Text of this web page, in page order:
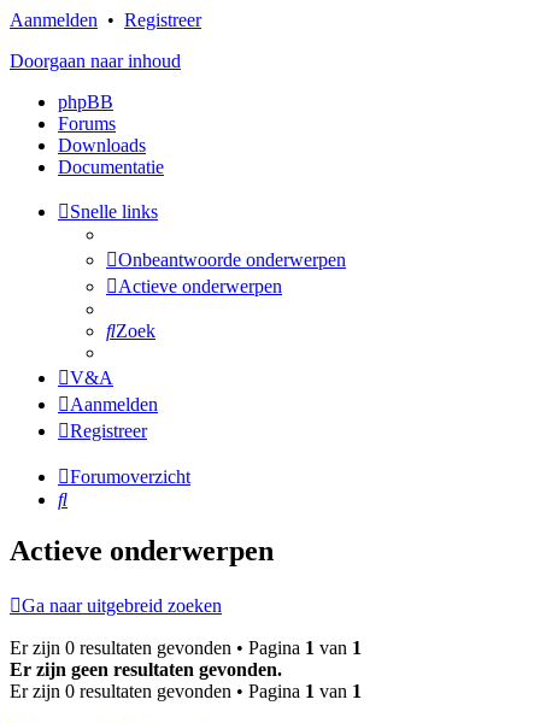
Aanmelden • Registreer
Doorgaan naar inhoud
phpBB
Forums
Downloads
Documentatie
Snelle links
Onbeantwoorde onderwerpen
Actieve onderwerpen
Zoek
V&A
Aanmelden
Registreer
Forumoverzicht
Zoek
Actieve onderwerpen
Ga naar uitgebreid zoeken
Er zijn 0 resultaten gevonden • Pagina 1 van 1
Er zijn geen resultaten gevonden.
Er zijn 0 resultaten gevonden • Pagina 1 van 1